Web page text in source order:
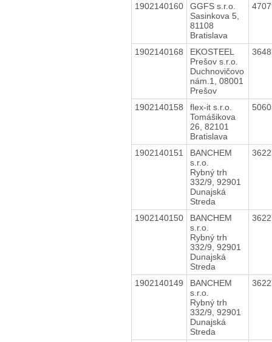
1902140160
GGFS s.r.o.
Sasinkova 5,
81108
Bratislava
1902140168
EKOSTEEL
Prešov s.r.o.
Duchnovičovo
nám.1, 08001
Prešov
1902140158
flex-it s.r.o.
Tomášikova
26, 82101
Bratislava
1902140151
BANCHEM
s.r.o.
Rybný trh
332/9, 92901
Dunajská
Streda
1902140150
BANCHEM
s.r.o.
Rybný trh
332/9, 92901
Dunajská
Streda
1902140149
BANCHEM
s.r.o.
Rybný trh
332/9, 92901
Dunajská
Streda